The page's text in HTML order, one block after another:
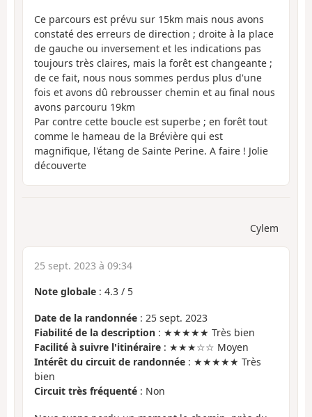
Ce parcours est prévu sur 15km mais nous avons
constaté des erreurs de direction ; droite à la place
de gauche ou inversement et les indications pas
toujours très claires, mais la forêt est changeante ;
de ce fait, nous nous sommes perdus plus d'une
fois et avons dû rebrousser chemin et au final nous
avons parcouru 19km
Par contre cette boucle est superbe ; en forêt tout
comme le hameau de la Brévière qui est
magnifique, l'étang de Sainte Perine. A faire ! Jolie
découverte
Cylem
25 sept. 2023 à 09:34
Note globale : 4.3 / 5
Date de la randonnée : 25 sept. 2023
Fiabilité de la description : ★★★★★ Très bien
Facilité à suivre l'itinéraire : ★★★☆☆ Moyen
Intérêt du circuit de randonnée : ★★★★★ Très
bien
Circuit très fréquenté : Non